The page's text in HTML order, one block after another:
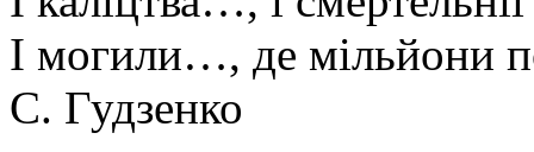
І могили…, де мільйони
С. Гудзенко